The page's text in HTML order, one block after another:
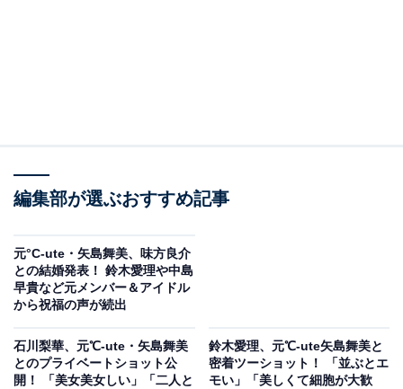
編集部が選ぶおすすめ記事
元°C-ute・矢島舞美、味方良介
との結婚発表！ 鈴木愛理や中島
早貴など元メンバー＆アイドル
から祝福の声が続出
石川梨華、元℃-ute・矢島舞美
とのプライベートショット公
開！ 「美女美女しい」「二人と
鈴木愛理、元℃-ute矢島舞美と
密着ツーショット！ 「並ぶとエ
モい」「美しくて細胞が大歓